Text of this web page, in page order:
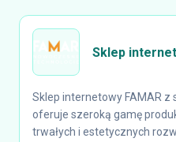
Sklep
Sklep internetowy FAMAR z
oferuje szeroką gamę
trwałych i estetycznych